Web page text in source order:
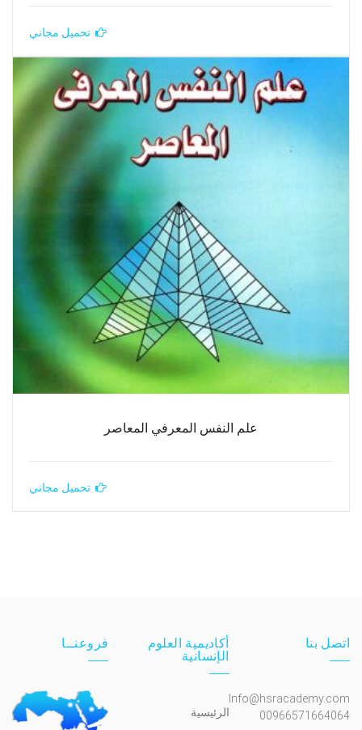
تحميل مجاني
علم النفس المعرفي المعاصر
تحميل مجاني
اتصل بنا
Info@hsracademy.com
00966571664064
أكاديمية العلوم
الإنسانية
الرئيسية
فروعنــا